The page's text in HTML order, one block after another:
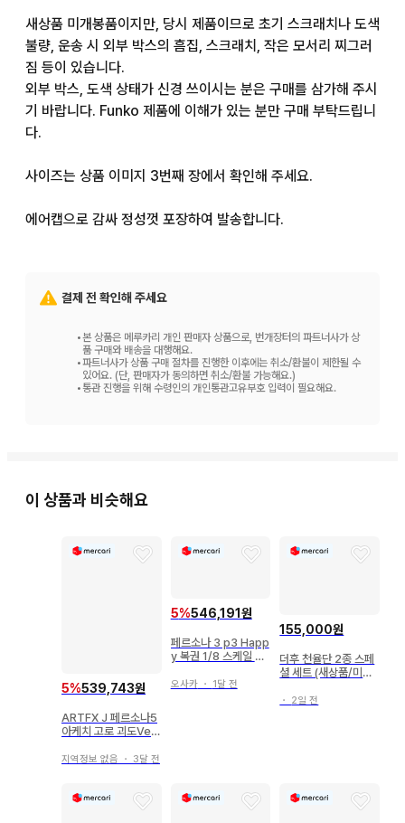
새상품 미개봉품이지만, 당시 제품이므로 초기 스크래치나 도색
불량, 운송 시 외부 박스의 흠집, 스크래치, 작은 모서리 찌그러
짐 등이 있습니다.
외부 박스, 도색 상태가 신경 쓰이시는 분은 구매를 삼가해 주시
기 바랍니다. Funko 제품에 이해가 있는 분만 구매 부탁드립니
다.
사이즈는 상품 이미지 3번째 장에서 확인해 주세요.
에어캡으로 감싸 정성껏 포장하여 발송합니다.
인형 #입상 #joker #조커 #주인공 #페르소나 #아마미야 렌 #
아마미야 #렌 187
결제 전 확인해 주세요
•본 상품은 메루카리 개인 판매자 상품으로, 번개장터의 파트너사가 상
품 구매와 배송을 대행해요.
•파트너사가 상품 구매 절차를 진행한 이후에는 취소/환불이 제한될 수
있어요. (단, 판매자가 동의하면 취소/환불 가능해요.)
•통관 진행을 위해 수령인의 개인통관고유부호 입력이 필요해요.
이 상품과 비슷해요
5%539,743원
ARTFX J 페르소나5
아케치 고로 괴도Ver.
지역정보 없음 ・ 3달 전
5%546,191원
페르소나 3 p3 Happ
y 복권 1/8 스케일 피
오사카・ 1달 전
155,000원
더후 천율단 2종 스페
셜 세트 (새상품/미개
・ 2일 전